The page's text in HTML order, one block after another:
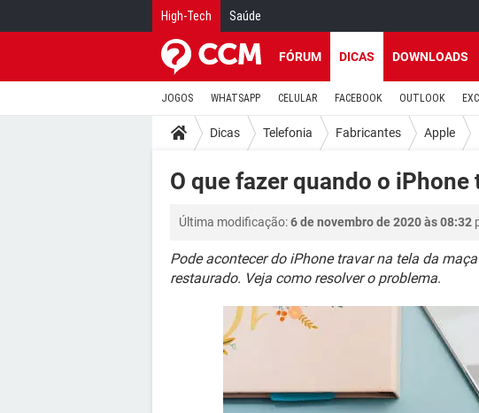
High-Tech Saúde
FÓRUM DICAS DOWNLOADS
JOGOS WHATSAPP CELULAR FACEBOOK OUTLOOK
Dicas Telefonia Fabricantes Apple
O que fazer quando o
Última modificação:6 de novembro de 2020 às 08:32
Pode acontecer do iPhone travar na tela da
restaurado. Veja como resolver o problema.